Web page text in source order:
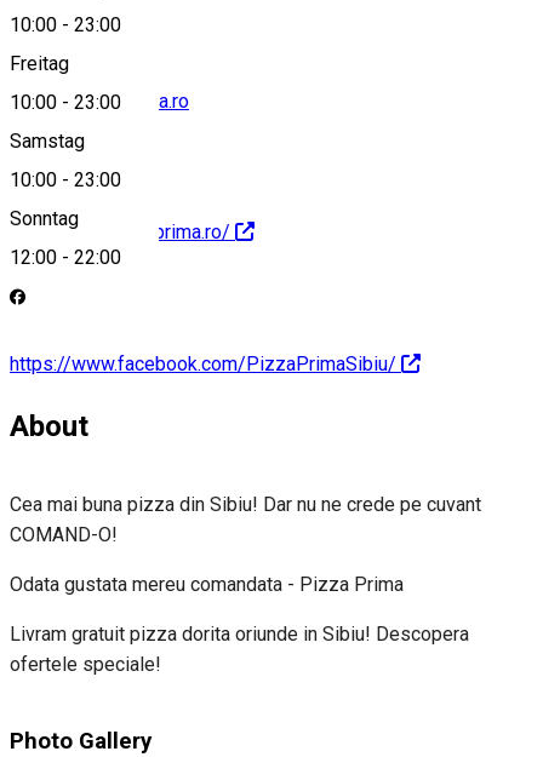
10:00 - 23:00
Freitag
10:00 - 23:00
Samstag
10:00 - 23:00
Sonntag
12:00 - 22:00
office@pizzaprima.ro
http://www.pizzaprima.ro/
https://www.facebook.com/PizzaPrimaSibiu/
About
Cea mai buna pizza din Sibiu! Dar nu ne crede pe cuvant
COMAND-O!
Odata gustata mereu comandata - Pizza Prima
Livram gratuit pizza dorita oriunde in Sibiu! Descopera
ofertele speciale!
Photo Gallery